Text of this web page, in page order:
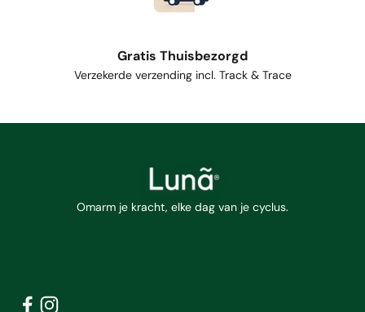
Gratis Thuisbezorgd
Verzekerde verzending incl. Track & Trace
Omarm je kracht, elke dag van je cyclus.